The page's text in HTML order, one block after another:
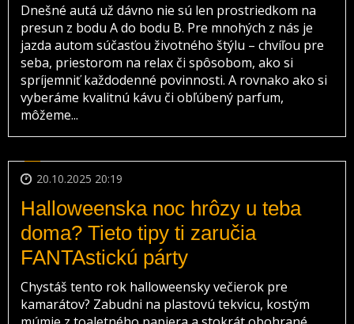
Dnešné autá už dávno nie sú len prostriedkom na
presun z bodu A do bodu B. Pre mnohých z nás je
jazda autom súčasťou životného štýlu – chvíľou pre
seba, priestorom na relax či spôsobom, ako si
spríjemniť každodenné povinnosti. A rovnako ako si
vyberáme kvalitnú kávu či obľúbený parfum,
môžeme...
20.10.2025 20:19
Halloweenska noc hrôzy u teba
doma? Tieto tipy ti zaručia
FANTAstickú párty
Chystáš tento rok halloweensky večierok pre
kamarátov? Zabudni na plastovú tekvicu, kostým